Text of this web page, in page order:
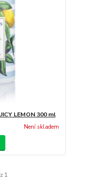
LEMON 300 ml
Není skladem
z 1